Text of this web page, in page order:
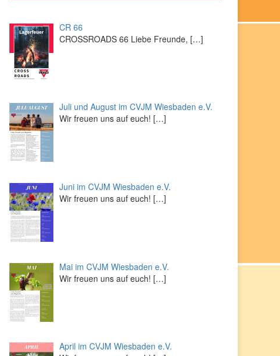
CR 66
CROSSROADS 66 Liebe Freunde, […]
Juli und August im CVJM Wiesbaden e.V.
Wir freuen uns auf euch! […]
Juni im CVJM Wiesbaden e.V.
Wir freuen uns auf euch! […]
Mai im CVJM Wiesbaden e.V.
Wir freuen uns auf euch! […]
April im CVJM Wiesbaden e.V.